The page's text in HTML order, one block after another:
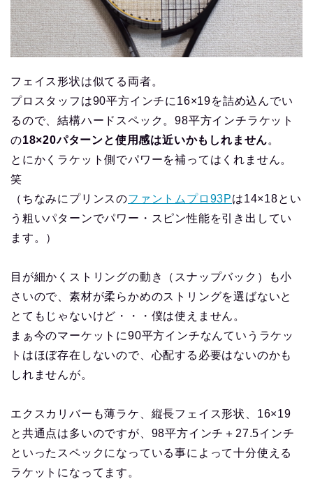
フェイス形状は似てる両者。
プロスタッフは90平方インチに16×19を詰め込んでい
るので、結構ハードスペック。98平方インチラケット
の18×20パターンと使用感は近いかもしれません。
とにかくラケット側でパワーを補ってはくれません。
笑
（ちなみにプリンスのファントムプロ93Pは14×18とい
う粗いパターンでパワー・スピン性能を引き出してい
ます。）
目が細かくストリングの動き（スナップバック）も小
さいので、素材が柔らかめのストリングを選ばないと
とてもじゃないけど・・・僕は使えません。
まぁ今のマーケットに90平方インチなんていうラケッ
トはほぼ存在しないので、心配する必要はないのかも
しれませんが。
エクスカリバーも薄ラケ、縦長フェイス形状、16×19
と共通点は多いのですが、98平方インチ＋27.5インチ
といったスペックになっている事によって十分使える
ラケットになってます。